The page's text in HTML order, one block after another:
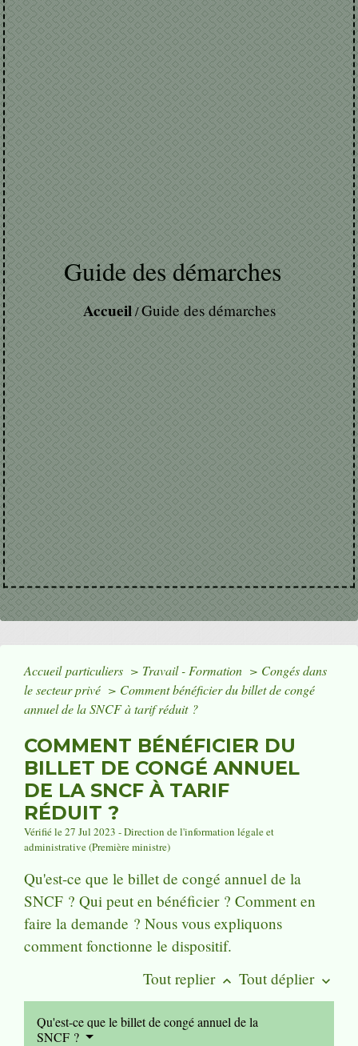
Guide des démarches
Accueil/Guide des démarches
Accueil particuliers > Travail - Formation > Congés dans
le secteur privé > Comment bénéficier du billet de congé
annuel de la SNCF à tarif réduit ?
COMMENT BÉNÉFICIER DU
BILLET DE CONGÉ ANNUEL
DE LA SNCF À TARIF
RÉDUIT ?
Vérifié le 27 Jul 2023 - Direction de l'information légale et
administrative (Première ministre)
Qu'est-ce que le billet de congé annuel de la
SNCF ? Qui peut en bénéficier ? Comment en
faire la demande ? Nous vous expliquons
comment fonctionne le dispositif.
Tout replier keyboard_arrow_up Tout déplier keyboard_arrow_down
Qu'est-ce que le billet de congé annuel de la
SNCF ?